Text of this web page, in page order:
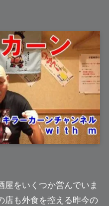
屋をいくつか営んでいま
店も外食を控える昨今の